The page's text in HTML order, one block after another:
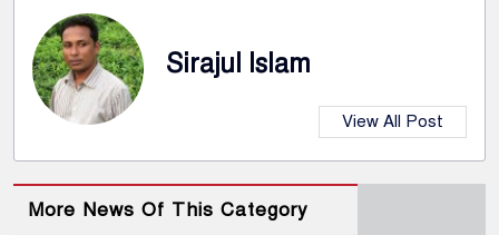
Sirajul Islam
View All Post
More News Of This Category